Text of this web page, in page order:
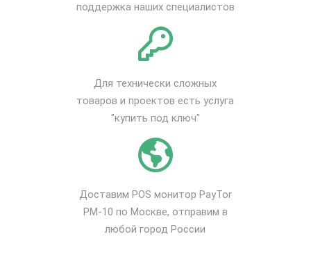
поддержка наших специалистов
Для технически сложных
товаров и проектов есть услуга
"купить под ключ"
Доставим POS монитор PayTor
PM-10 по Москве, отправим в
любой город России